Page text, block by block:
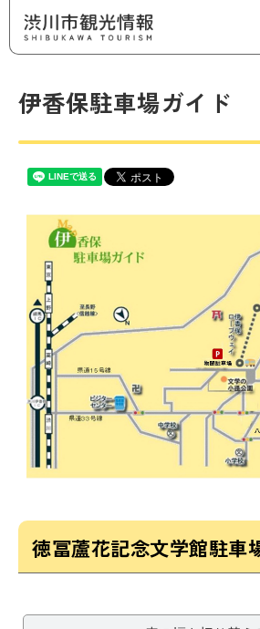
伊香保駐車場ガイド
徳冨蘆花記念文学館駐車